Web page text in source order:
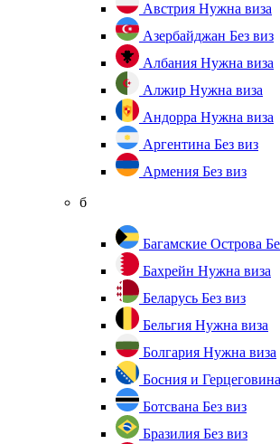
Австрия Нужна виза
Азербайджан Без виз
Албания Нужна виза
Алжир Нужна виза
Андорра Нужна виза
Аргентина Без виз
Армения Без виз
б
Багамские Острова
Бахрейн Нужна виза
Беларусь Без виз
Бельгия Нужна виза
Болгария Нужна виза
Босния и Герцеговина
Ботсвана Без виз
Бразилия Без виз